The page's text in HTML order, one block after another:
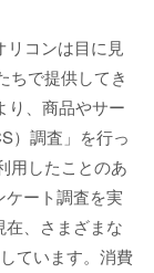
リコンは目に見
ちで提供してき
り、商品やサー
）調査」を行っ
用したことのあ
ート調査を実
、さまざまな
ています。消費